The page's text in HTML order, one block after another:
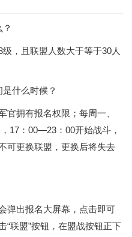
，且联盟人数大于等于30人
什么时候？
官拥有报名权限；每周一、
17：00—23：00开始战斗，
可更换联盟，更换后将失去
弹出报名大屏幕，点击即可
“联盟”按钮，在盟战按钮正下